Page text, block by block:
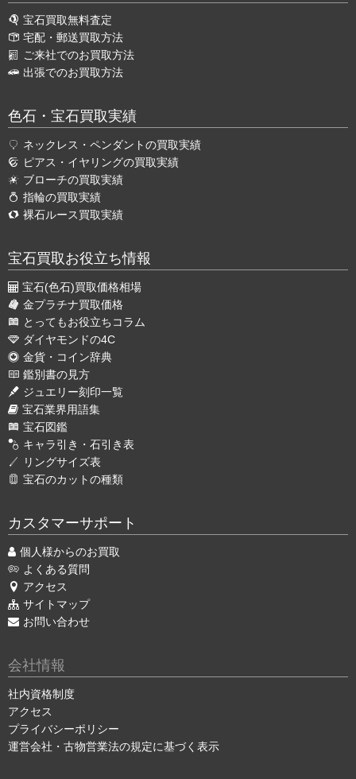
宝石買取無料査定
宅配・郵送買取方法
ご来社でのお買取方法
出張でのお買取方法
色石・宝石買取実績
ネックレス・ペンダントの買取実績
ピアス・イヤリングの買取実績
ブローチの買取実績
指輪の買取実績
裸石ルース買取実績
宝石買取お役立ち情報
宝石(色石)買取価格相場
金プラチナ買取価格
とってもお役立ちコラム
ダイヤモンドの4C
金貨・コイン辞典
鑑別書の見方
ジュエリー刻印一覧
宝石業界用語集
宝石図鑑
キャラ引き・石引き表
リングサイズ表
宝石のカットの種類
カスタマーサポート
個人様からのお買取
よくある質問
アクセス
サイトマップ
お問い合わせ
会社情報
社内資格制度
アクセス
プライバシーポリシー
運営会社・古物営業法の規定に基づく表示